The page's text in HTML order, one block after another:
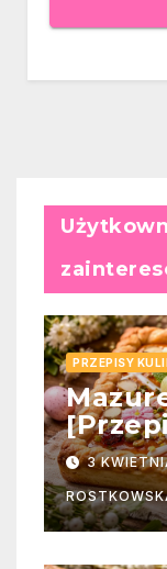
PRZEPISY
3